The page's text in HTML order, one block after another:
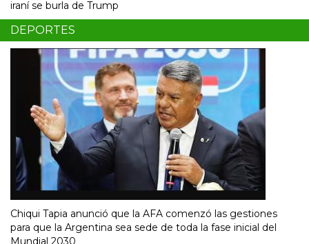
iraní se burla de Trump
DEPORTES
Chiqui Tapia anunció que la AFA comenzó las gestiones
para que la Argentina sea sede de toda la fase inicial del
Mundial 2030